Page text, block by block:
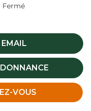
Fermé
EMAIL
VOUS